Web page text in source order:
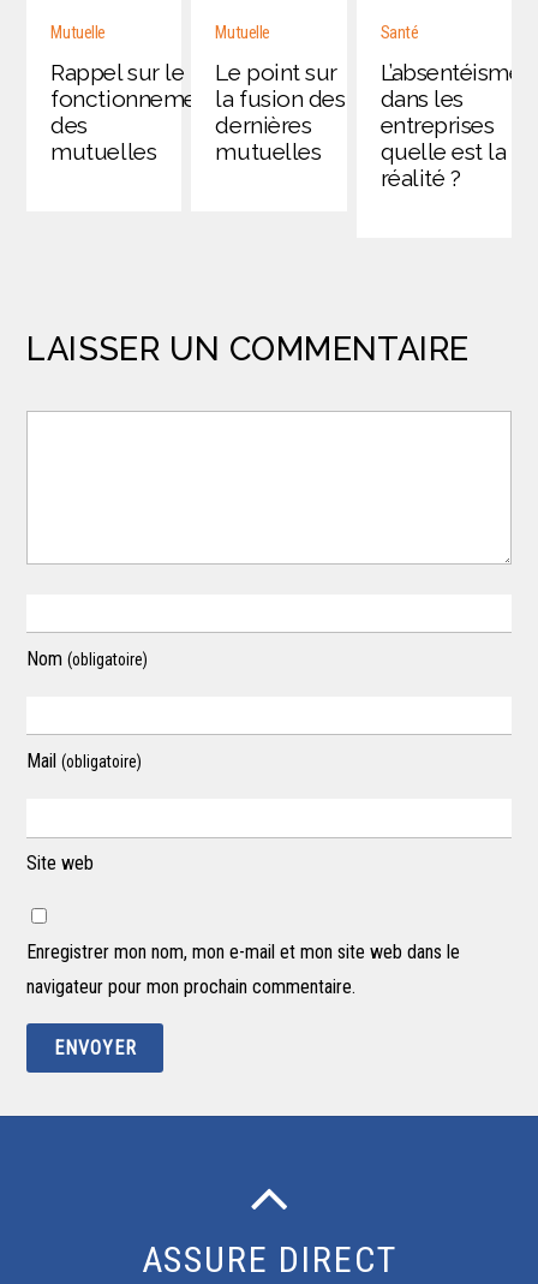
Mutuelle
Rappel sur le
fonctionnement
des
mutuelles
Mutuelle
Le point sur
la fusion des
dernières
mutuelles
Santé
L’absentéisme
dans les
entreprises
quelle est la
réalité ?
LAISSER UN COMMENTAIRE
Nom(obligatoire)
Mail(obligatoire)
Site web
Enregistrer mon nom, mon e-mail et mon site web dans le
navigateur pour mon prochain commentaire.
ASSURE DIRECT